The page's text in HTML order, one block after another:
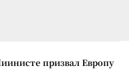
призвал Европу